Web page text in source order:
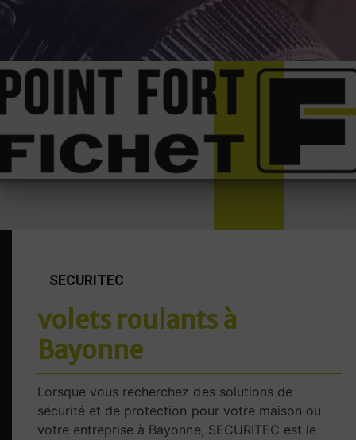
SECURITEC
volets roulants à
Bayonne
Lorsque vous recherchez des solutions de
sécurité et de protection pour votre maison ou
votre entreprise à Bayonne, SECURITEC est le